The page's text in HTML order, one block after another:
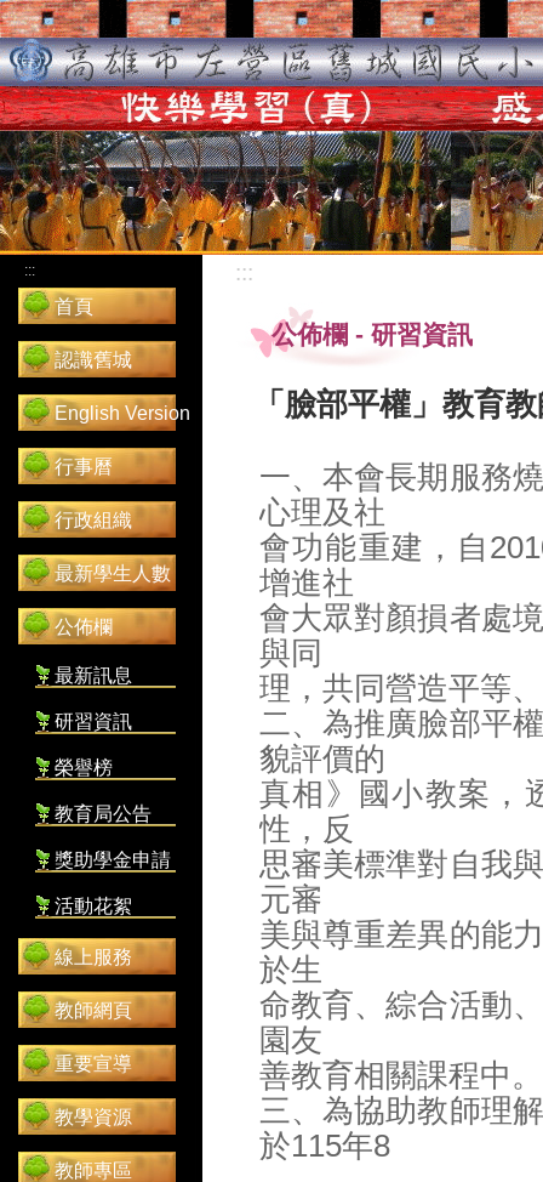
:::
首頁
認識舊城
English Version
行事曆
行政組織
最新學生人數
公佈欄
最新訊息
研習資訊
榮譽榜
教育局公告
獎助學金申請
活動花絮
線上服務
教師網頁
重要宣導
教學資源
教師專區
:::
公佈欄 - 研習資訊
「臉部平權」教育
一、本會長期服務
心理及社
會功能重建，自
增進社
會大眾對顏損者處
與同
理，共同營造平等
二、為推廣臉部平
貌評價的
真相》國小教案，
性，反
思審美標準對自我
元審
美與尊重差異的能
於生
命教育、綜合活動
園友
善教育相關課程中。
三、為協助教師理
於115年8